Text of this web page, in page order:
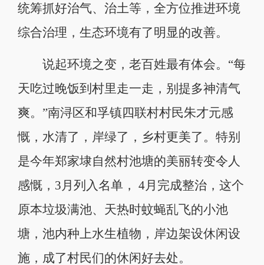
统筹抓好治气、治土等，全方位推进环境
综合治理，生态环境有了明显的改善。
说起环境之变，老百姓最有体会。“每
天吃过晚饭到村里走一走，别提多神清气
爽。”南浔区和孚镇四联村村民朱才元感
慨，水清了，岸绿了，乡村更美了。特别
是今年郑家埭自然村池塘的美丽转变令人
感慨，3月列入名单， 4月完成整治，这个
原本垃圾满池、天热时蚊蝇乱飞的小池
塘，池内种上水生植物，岸边架设休闲设
施，成了村民们的休闲好去处。